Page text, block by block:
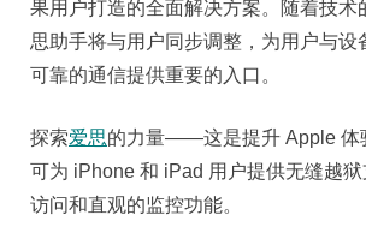
果用户打造的全面解决方案。随着技术
思助手将与用户同步调整，为用户与设
可靠的通信提供重要的入口。
探索爱思的力量——这是提升 Apple 体
可为 iPhone 和 iPad 用户提供无缝越
访问和直观的监控功能。